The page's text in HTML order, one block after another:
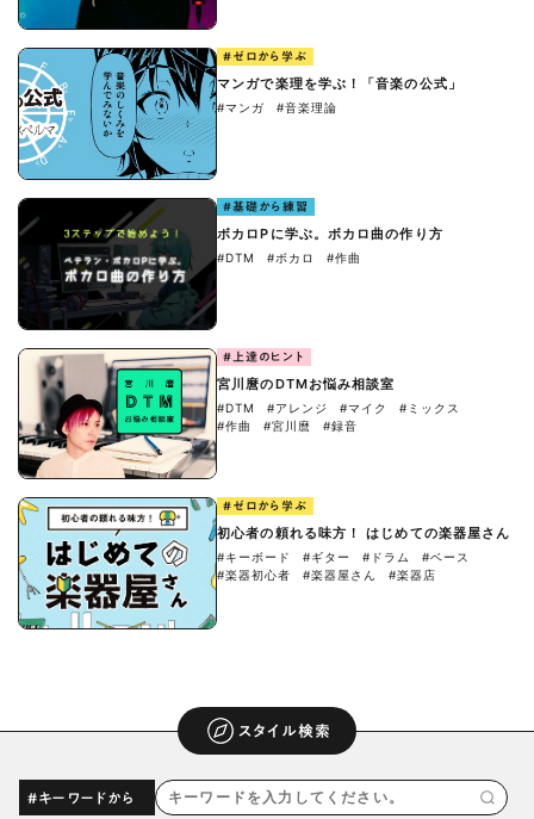
#ゼロから学ぶ
マンガで楽理を学ぶ！「音楽の公式」
#マンガ #音楽理論
#基礎から練習
ボカロPに学ぶ。ボカロ曲の作り方
#DTM #ボカロ #作曲
#上達のヒント
宮川麿のDTMお悩み相談室
#DTM #アレンジ #マイク
#ミックス
#作曲
#宮川麿 #録音
#ゼロから学ぶ
初心者の頼れる味方！ はじめての楽器屋さん
#キーボード #ギター #ドラム
#ベース
#楽器初心者
#楽器屋さん #楽器店
スタイル検索
#キーワードから